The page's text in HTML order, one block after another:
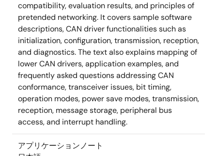
compatibility, evaluation results, and principles of
pretended networking. It covers sample software
descriptions, CAN driver functionalities such as
initialization, configuration, transmission, reception,
and diagnostics. The text also explains mapping of
lower CAN drivers, application examples, and
frequently asked questions addressing CAN
conformance, transceiver issues, bit timing,
operation modes, power save modes, transmission,
reception, message storage, peripheral bus
access, and interrupt handling.
アプリケーションノート